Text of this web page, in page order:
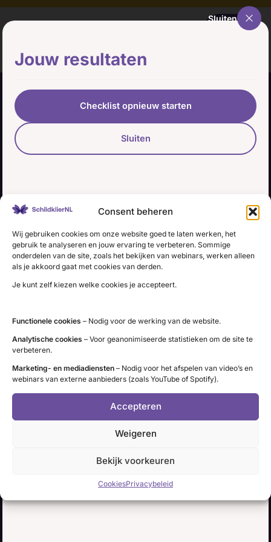
Consent beheren
Wij gebruiken cookies om onze website goed te laten werken, het
gebruik te analyseren en jouw ervaring te verbeteren. Sommige
onderdelen van de site, zoals het bekijken van webinars, werken alleen
als je akkoord gaat met cookies van derden.
Je kunt zelf kiezen welke cookies je accepteert.
Functionele cookies – Nodig voor de werking van de website.
Analytische cookies – Voor geanonimiseerde statistieken om de site te
verbeteren.
Marketing- en mediadiensten – Nodig voor het afspelen van video’s en
webinars van externe aanbieders (zoals YouTube of Spotify).
Accepteren
Weigeren
Bekijk voorkeuren
CookiesPrivacybeleid
Ga
naar
inhoud
Menu
Sluiten
Jouw resultaten
Checklist opnieuw starten
Sluiten
Sluiten
Postbus 60, 3940 AB Doorn
Schildkliertelefoon
Voor een luisterend oor, informatie en vragen.
Ga naar deopeningstijden.
Pers
onzeperspagina.
ANBI-Status
SchildklierNL isANBI goedgekeurd.
Nieuwsbrief
Wil je op de hoogte worden gehouden van
nieuws en activiteiten?
Meld je aan voor de onlinenieuwsbrief
Belangenbehartiging